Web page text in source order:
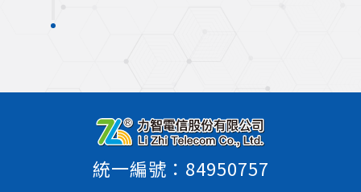
統一編號：84950757